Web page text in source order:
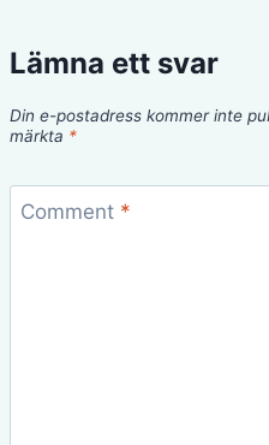
Lämna ett svar
Din e-postadress kommer inte
märkta *
Comment *